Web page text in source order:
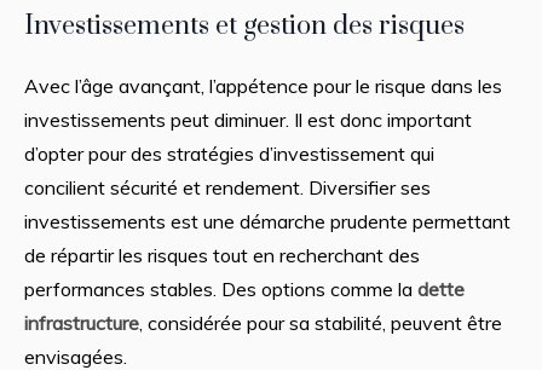
Investissements et gestion des risques
Avec l’âge avançant, l’appétence pour le risque dans les
investissements peut diminuer. Il est donc important
d’opter pour des stratégies d’investissement qui
concilient sécurité et rendement. Diversifier ses
investissements est une démarche prudente permettant
de répartir les risques tout en recherchant des
performances stables. Des options comme la dette
infrastructure , considérée pour sa stabilité, peuvent être
envisagées.